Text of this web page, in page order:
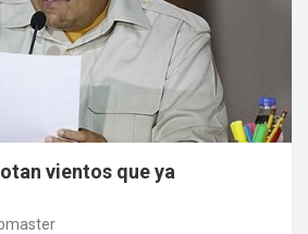
vientos que ya